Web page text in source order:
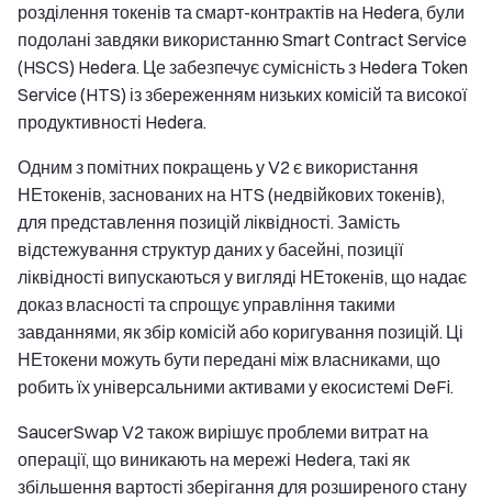
розділення токенів та смарт-контрактів на Hedera, були
подолані завдяки використанню Smart Contract Service
(HSCS) Hedera. Це забезпечує сумісність з Hedera Token
Service (HTS) із збереженням низьких комісій та високої
продуктивності Hedera.
Одним з помітних покращень у V2 є використання
НЕтокенів, заснованих на HTS (недвійкових токенів),
для представлення позицій ліквідності. Замість
відстежування структур даних у басейні, позиції
ліквідності випускаються у вигляді НЕтокенів, що надає
доказ власності та спрощує управління такими
завданнями, як збір комісій або коригування позицій. Ці
НЕтокени можуть бути передані між власниками, що
робить їх універсальними активами у екосистемі DeFi.
SaucerSwap V2 також вирішує проблеми витрат на
операції, що виникають на мережі Hedera, такі як
збільшення вартості зберігання для розширеного стану